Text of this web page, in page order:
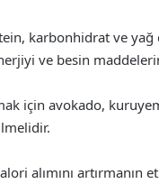
karbonhidrat ve yağ
ve besin
için avokado,
alımını artırmanın